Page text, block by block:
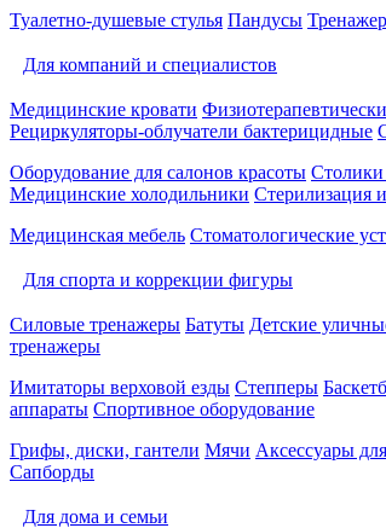
Туалетно-душевые стулья Пандусы
Для компаний и специалистов
Медицинские кровати
Рециркуляторы-облучатели бактерицидные
Оборудование для салонов красоты
Медицинские холодильники Стерилизация
Медицинская мебель Стоматологические
Для спорта и коррекции фигуры
Силовые тренажеры Батуты Детские
тренажеры
Имитаторы верховой езды Степперы
аппараты Спортивное оборудование
Грифы, диски, гантели Мячи Аксессуары
Сапборды
Для дома и семьи